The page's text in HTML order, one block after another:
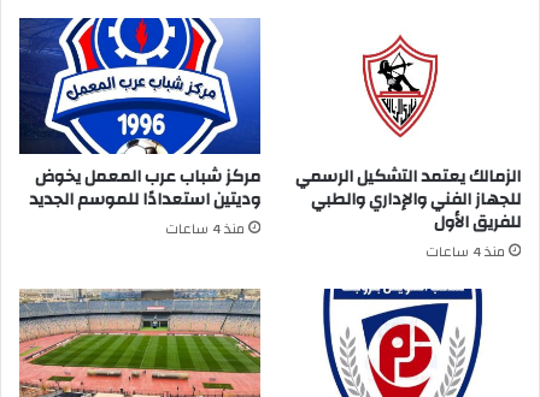
الزمالك يعتمد التشكيل الرسمي
للجهاز الفني والإداري والطبي
للفريق الأول
منذ 4 ساعات
مركز شباب عرب المعمل يخوض
وديتين استعدادًا للموسم الجديد
منذ 4 ساعات